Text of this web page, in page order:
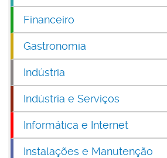
Financeiro
Gastronomia
Indústria
Indústria e Serviços
Informática e Internet
Instalações e Manutenção